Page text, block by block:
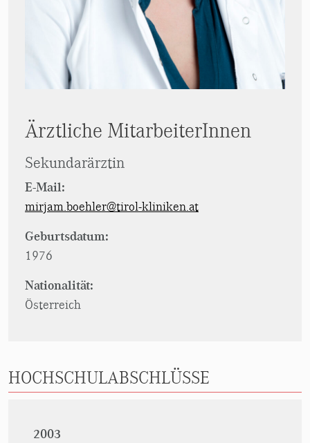
Ärztliche MitarbeiterInnen
Sekundarärztin
E-Mail:
mirjam.boehler@tirol-kliniken.at
Geburtsdatum:
1976
Nationalität:
Österreich
HOCHSCHULABSCHLÜSSE
2003